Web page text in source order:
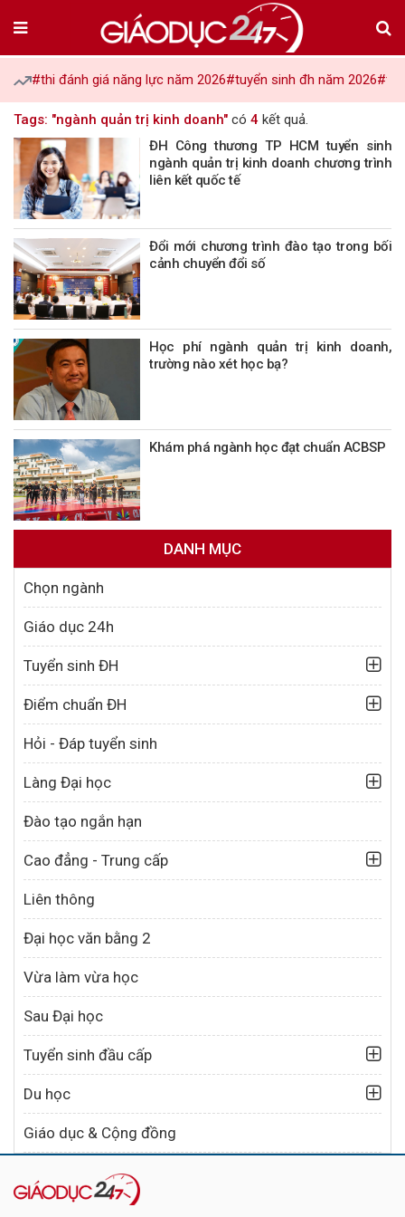
#thi đánh giá năng lực năm 2026#tuyển sinh đh năm 2026
Tags: "ngành quản trị kinh doanh" có 4 kết quả.
ĐH Công thương TP HCM tuyển sinh
ngành quản trị kinh doanh chương trình
liên kết quốc tế
Đổi mới chương trình đào tạo trong bối
cảnh chuyển đổi số
Học phí ngành quản trị kinh doanh,
trường nào xét học bạ?
Khám phá ngành học đạt chuẩn ACBSP
DANH MỤC
Chọn ngành
Giáo dục 24h
Tuyển sinh ĐH
Điểm chuẩn ĐH
Hỏi - Đáp tuyển sinh
Làng Đại học
Đào tạo ngắn hạn
Cao đẳng - Trung cấp
Liên thông
Đại học văn bằng 2
Vừa làm vừa học
Sau Đại học
Tuyển sinh đầu cấp
Du học
Giáo dục & Cộng đồng